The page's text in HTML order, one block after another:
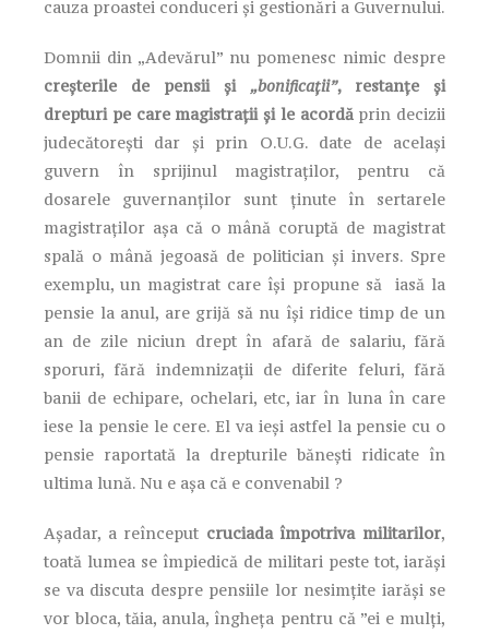
cauza proastei conduceri și gestionări a Guvernului.
Domnii din „Adevărul” nu pomenesc nimic despre
creșterile de pensii și „bonificații”, restanțe și
drepturi pe care magistrații și le acordăprin decizii
judecătorești dar și prin O.U.G. date de același
guvern în sprijinul magistraților, pentru că
dosarele guvernanților sunt ținute în sertarele
magistraților așa că o mână coruptă de magistrat
spală o mână jegoasă de politician și invers. Spre
exemplu, un magistrat care își propune să iasă la
pensie la anul, are grijă să nu își ridice timp de un
an de zile niciun drept în afară de salariu, fără
sporuri, fără indemnizații de diferite feluri, fără
banii de echipare, ochelari, etc, iar în luna în care
iese la pensie le cere. El va ieși astfel la pensie cu o
pensie raportată la drepturile bănești ridicate în
ultima lună. Nu e așa că e convenabil ?
Așadar, a reînceput cruciada împotriva militarilor,
toată lumea se împiedică de militari peste tot, iarăși
se va discuta despre pensiile lor nesimțite iarăși se
vor bloca, tăia, anula, îngheța pentru că ”ei e mulți,